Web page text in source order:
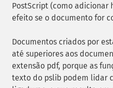
PostScript (como adicionar
efeito se o documento for
Documentos criados por
até superiores aos
extensão pdf, porque as
texto do pslib podem lidar